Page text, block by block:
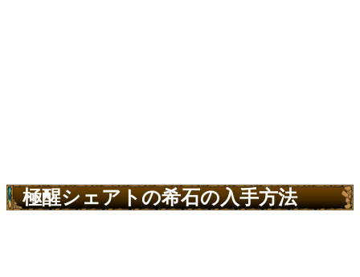
極醒シェアトの希石の入手方法